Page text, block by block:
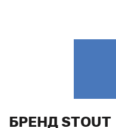
БРЕНД STOUT